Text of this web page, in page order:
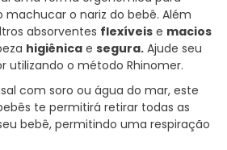
machucar o nariz do bebê. Além
absorventes flexíveis e macios
higiênica e segura. Ajude seu
utilizando o método Rhinomer.
com soro ou água do mar, este
te permitirá retirar todas as
bebê, permitindo uma respiração